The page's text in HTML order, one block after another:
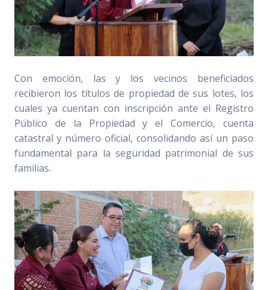
Con emoción, las y los vecinos beneficiados
recibieron los títulos de propiedad de sus lotes, los
cuales ya cuentan con inscripción ante el Registro
Público de la Propiedad y el Comercio, cuenta
catastral y número oficial, consolidando así un paso
fundamental para la seguridad patrimonial de sus
familias.